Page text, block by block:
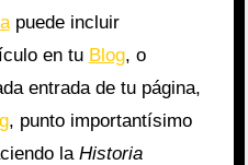
puede incluir
en tu Blog, o
entrada de tu página,
, punto importantísimo
la Historia